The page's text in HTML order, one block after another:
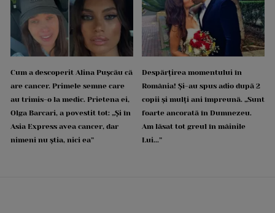
Cum a descoperit Alina Pușcău că
are cancer. Primele semne care
au trimis-o la medic. Prietena ei,
Olga Barcari, a povestit tot: „Și în
Asia Express avea cancer, dar
nimeni nu știa, nici ea”
Despărțirea momentului în
România! Și-au spus adio după 2
copii și mulți ani împreună. „Sunt
foarte ancorată în Dumnezeu.
Am lăsat tot greul în mâinile
Lui...”